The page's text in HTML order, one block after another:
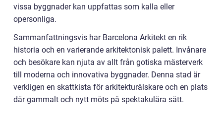
vissa byggnader kan uppfattas som kalla eller
opersonliga.
Sammanfattningsvis har Barcelona Arkitekt en rik
historia och en varierande arkitektonisk palett. Invånare
och besökare kan njuta av allt från gotiska mästerverk
till moderna och innovativa byggnader. Denna stad är
verkligen en skattkista för arkitekturälskare och en plats
där gammalt och nytt möts på spektakulära sätt.